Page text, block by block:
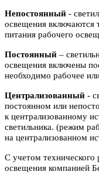
Непостоянный -
освещения включаются
питания рабочего
Постоянный –
освещения включены
необходимо рабочее
Централизованный -
постоянном или
к централизованному
светильника. (режим
на централизованном
С учетом технического
освещения компанией